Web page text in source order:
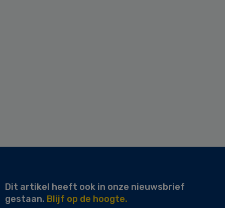
Dit artikel heeft ook in onze nieuwsbrief
gestaan. Blijf op de hoogte.